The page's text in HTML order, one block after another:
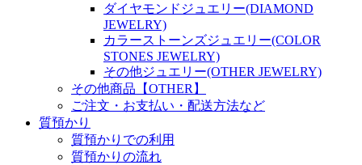
ダイヤモンドジュエリー(DIAMOND
JEWELRY)
カラーストーンズジュエリー(COLOR
STONES JEWELRY)
その他ジュエリー(OTHER JEWELRY)
その他商品【OTHER】
ご注文・お支払い・配送方法など
質預かり
質預かりでの利用
質預かりの流れ